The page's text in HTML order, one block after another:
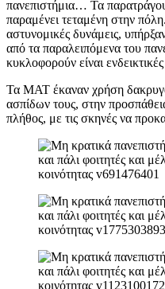
πανεπιστήμια… Τα
παραμένει τεταμένη στην
αστυνομικές δυνάμεις,
από τα παραλειπόμενα του
κυκλοφορούν είναι
Τα ΜΑΤ έκαναν χρήση
ασπίδων τους, στην
πλήθος, με τις σκηνές να